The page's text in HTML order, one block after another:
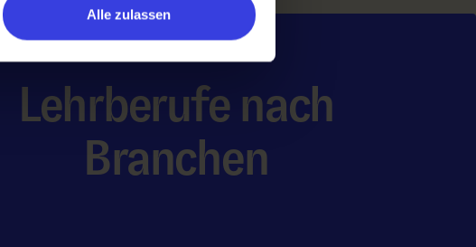
Alle zulassen
Lehrberufe nach
Branchen